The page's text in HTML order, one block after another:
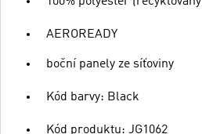
AEROREADY
boční panely ze síťoviny
Kód barvy: Black
Kód produktu: JG1062